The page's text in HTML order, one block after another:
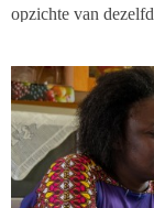
opzichte van
voedselbanken dat
tegen
deze ontwikkeling
toekomst? Caroline
Voedselbanken